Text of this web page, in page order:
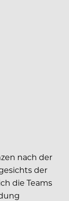
nach der
der
die Teams